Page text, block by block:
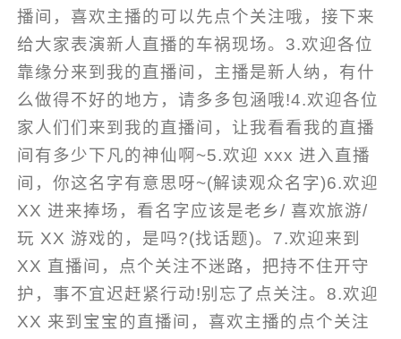
播间，喜欢主播的可以先点个关注哦，接下来
给大家表演新人直播的车祸现场。3.欢迎各位
靠缘分来到我的直播间，主播是新人纳，有什
么做得不好的地方，请多多包涵哦!4.欢迎各位
家人们们来到我的直播间，让我看看我的直播
间有多少下凡的神仙啊~5.欢迎 xxx 进入直播
间，你这名字有意思呀~(解读观众名字)6.欢迎
XX 进来捧场，看名字应该是老乡/ 喜欢旅游/
玩 XX 游戏的，是吗?(找话题)。7.欢迎来到
XX 直播间，点个关注不迷路，把持不住开守
护，事不宜迟赶紧行动!别忘了点关注。8.欢迎
XX 来到宝宝的直播间，喜欢主播的点个关注